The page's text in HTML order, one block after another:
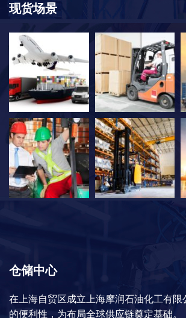
现货场景
仓储中心
在上海自贸区成立上海摩润石油化工有限
的便利性，为布局全球供应链奠定基础。